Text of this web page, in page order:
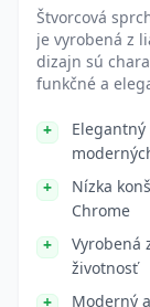
Štvorcová
je vyrobená z
dizajn sú
funkčné a
Nízka
Chrome
Vyrobená
životnosť
Moderný